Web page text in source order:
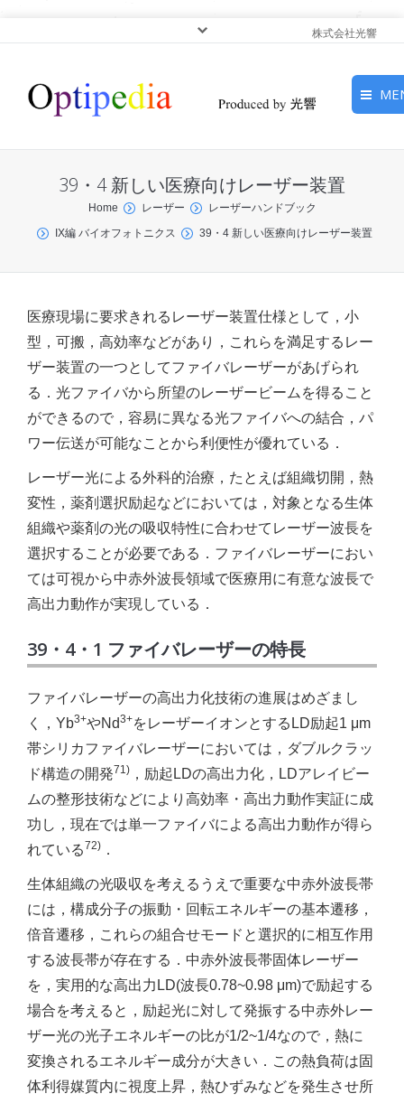
株式会社光響
ピックアップ
光基礎・光源
ン
サービス
39・4 新しい医療向けレーザー装置
You are here:
Home レーザー
レーザーハンドブック
IX編 バイオフォトニクス
39・4 新しい医療向けレーザー装置
医療現場に要求きれるレーザー装置仕様として，小
型，可搬，高効率などがあり，これらを満足するレー
ザー装置の一つとしてファイバレーザーがあげられ
る．光ファイバから所望のレーザービームを得ること
ができるので，容易に異なる光ファイバへの結合，パ
ワー伝送が可能なことから利便性が優れている．
レーザー光による外科的治療，たとえば組織切開，熱
変性，薬剤選択励起などにおいては，対象となる生体
組織や薬剤の光の吸収特性に合わせてレーザー波長を
選択することが必要である．ファイバレーザーにおい
ては可視から中赤外波長領域で医療用に有意な波長で
高出力動作が実現している．
39・4・1 ファイバレーザーの特長
ファイバレーザーの高出力化技術の進展はめざまし
く，Yb3+やNd3+をレーザーイオンとするLD励起1 μm
帯シリカファイバレーザーにおいては，ダブルクラッ
ド構造の開発71) ，励起LDの高出力化，LDアレイビー
ムの整形技術などにより高効率・高出力動作実証に成
功し，現在では単一ファイバによる高出力動作が得ら
れている72) ．
生体組織の光吸収を考えるうえで重要な中赤外波長帯
には，構成分子の振動・回転エネルギーの基本遷移，
倍音遷移，これらの組合せモードと選択的に相互作用
する波長帯が存在する．中赤外波長帯固体レーザー
を，実用的な高出力LD(波長0.78~0.98 μm)で励起する
場合を考えると，励起光に対して発振する中赤外レー
ザー光の光子エネルギーの比が1/2~1/4なので，熱に
変換されるエネルギー成分が大きい．この熱負荷は固
体利得媒質内に視度上昇，熱ひずみなどを発生させ所